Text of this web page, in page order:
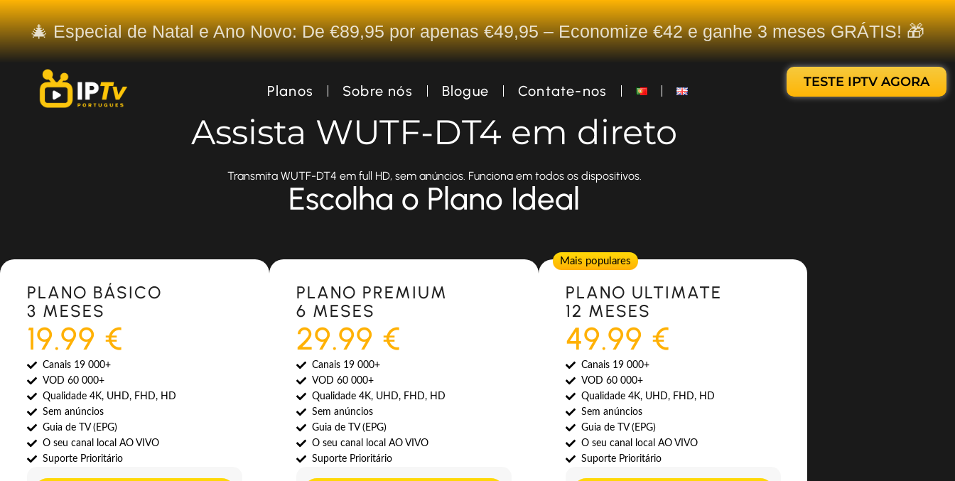
🎄 Especial de Natal e Ano Novo: De €89,95 por apenas €49,95 – Economize €42 e ganhe 3 meses GRÁTIS! 🎁
Planos Sobre nós Blogue Contate-nos
TESTE IPTV AGORA
Assista WUTF-DT4 em direto
Transmita WUTF-DT4 em full HD, sem anúncios. Funciona em todos os dispositivos.
Escolha o Plano Ideal
Most Popular
PLANO BÁSICO
3 MESES
19.99 €
Canais 19 000+
VOD 60 000+
Qualidade 4K, UHD, FHD, HD
Sem anúncios
Guia de TV (EPG)
O seu canal local AO VIVO
Suporte Prioritário
Most Popular
PLANO PREMIUM
6 MESES
29.99 €
Canais 19 000+
VOD 60 000+
Qualidade 4K, UHD, FHD, HD
Sem anúncios
Guia de TV (EPG)
O seu canal local AO VIVO
Suporte Prioritário
Mais populares
PLANO ULTIMATE
12 MESES
49.99 €
Canais 19 000+
VOD 60 000+
Qualidade 4K, UHD, FHD, HD
Sem anúncios
Guia de TV (EPG)
O seu canal local AO VIVO
Suporte Prioritário